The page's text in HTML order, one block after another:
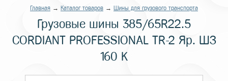
Главная → Каталог товаров → Шины для грузового транспорта
Грузовые шины 385/65R22.5
CORDIANT PROFESSIONAL TR-2 Яр. ШЗ
160 K